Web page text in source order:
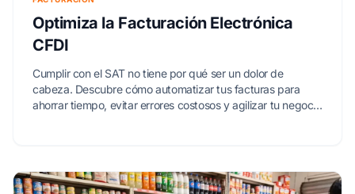
Optimiza la Facturación Electrónica
CFDI
Cumplir con el SAT no tiene por qué ser un dolor de
cabeza. Descubre cómo automatizar tus facturas para
ahorrar tiempo, evitar errores costosos y agilizar tu negocio